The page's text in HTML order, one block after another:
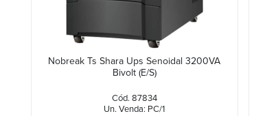
Nobreak Ts Shara Ups Senoidal 3200VA
Bivolt (E/S)
Cód. 87834
Un. Venda: PC/1